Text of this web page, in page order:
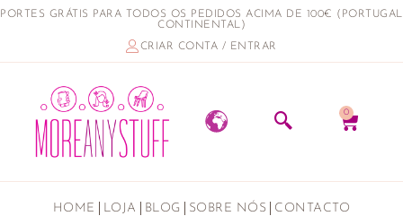
PORTES GRÁTIS PARA TODOS OS PEDIDOS ACIMA DE 100€ (PORTUGAL
CONTINENTAL)
CRIAR CONTA / ENTRAR
0
HOME LOJA BLOG SOBRE NÓS CONTACTO